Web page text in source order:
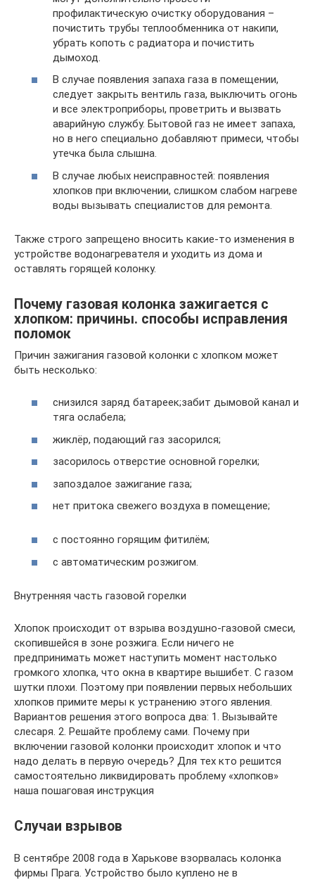
профилактическую очистку оборудования –
почистить трубы теплообменника от накипи,
убрать копоть с радиатора и почистить
дымоход.
В случае появления запаха газа в помещении,
следует закрыть вентиль газа, выключить огонь
и все электроприборы, проветрить и вызвать
аварийную службу. Бытовой газ не имеет запаха,
но в него специально добавляют примеси, чтобы
утечка была слышна.
В случае любых неисправностей: появления
хлопков при включении, слишком слабом нагреве
воды вызывать специалистов для ремонта.
Также строго запрещено вносить какие-то изменения в
устройстве водонагревателя и уходить из дома и
оставлять горящей колонку.
Почему газовая колонка зажигается с
хлопком: причины. способы исправления
поломок
Причин зажигания газовой колонки с хлопком может
быть несколько:
снизился заряд батареек;забит дымовой канал и
тяга ослабела;
жиклёр, подающий газ засорился;
засорилось отверстие основной горелки;
запоздалое зажигание газа;
нет притока свежего воздуха в помещение;
с постоянно горящим фитилём;
с автоматическим розжигом.
Внутренняя часть газовой горелки
Хлопок происходит от взрыва воздушно-газовой смеси,
скопившейся в зоне розжига. Если ничего не
предпринимать может наступить момент настолько
громкого хлопка, что окна в квартире вышибет. С газом
шутки плохи. Поэтому при появлении первых небольших
хлопков примите меры к устранению этого явления.
Вариантов решения этого вопроса два: 1. Вызывайте
слесаря. 2. Решайте проблему сами. Почему при
включении газовой колонки происходит хлопок и что
надо делать в первую очередь? Для тех кто решится
самостоятельно ликвидировать проблему «хлопков»
наша пошаговая инструкция
Случаи взрывов
В сентябре 2008 года в Харькове взорвалась колонка
фирмы Прага. Устройство было куплено не в